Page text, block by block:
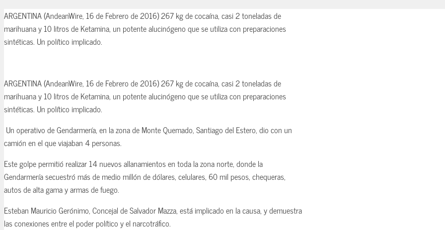
ARGENTINA (AndeanWire, 16 de Febrero de 2016) 267 kg de cocaína, casi 2 toneladas de
marihuana y 10 litros de Ketamina, un potente alucinógeno que se utiliza con preparaciones
sintéticas. Un político implicado.
ARGENTINA (AndeanWire, 16 de Febrero de 2016) 267 kg de cocaína, casi 2 toneladas de
marihuana y 10 litros de Ketamina, un potente alucinógeno que se utiliza con preparaciones
sintéticas. Un político implicado.
Un operativo de Gendarmería, en la zona de Monte Quemado, Santiago del Estero, dio con un
camión en el que viajaban 4 personas.
Este golpe permitió realizar 14 nuevos allanamientos en toda la zona norte, donde la
Gendarmería secuestró más de medio millón de dólares, celulares, 60 mil pesos, chequeras,
autos de alta gama y armas de fuego.
Esteban Mauricio Gerónimo, Concejal de Salvador Mazza, está implicado en la causa, y demuestra
las conexiones entre el poder político y el narcotráfico.